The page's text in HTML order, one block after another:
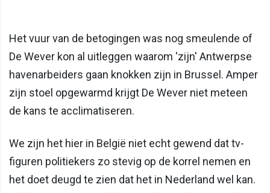
Het vuur van de betogingen was nog smeulende of
De Wever kon al uitleggen waarom 'zijn' Antwerpse
havenarbeiders gaan knokken zijn in Brussel. Amper
zijn stoel opgewarmd krijgt De Wever niet meteen
de kans te acclimatiseren.
We zijn het hier in België niet echt gewend dat tv-
figuren politiekers zo stevig op de korrel nemen en
het doet deugd te zien dat het in Nederland wel kan.